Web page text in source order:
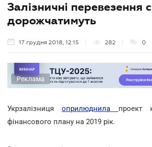
Залізничні перевезення
дорожчатимуть
17 грудня 2018, 12:15 282 0
Реклама
Укрзалізницяоприлюднила проект
фінансового плану на 2019 рік.